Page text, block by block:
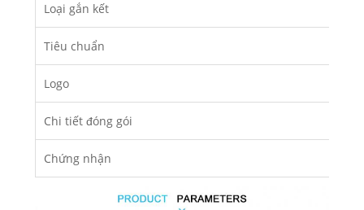
Loại gắn kết
Tiêu chuẩn
Logo
Chi tiết đóng gói
Chứng nhận